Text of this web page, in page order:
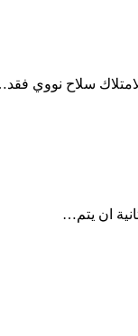
سلاح نووي
ان يتم…